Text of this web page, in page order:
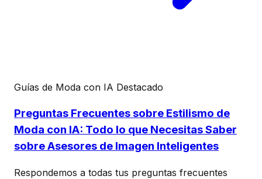
Guías de Moda con IA Destacado
Preguntas Frecuentes sobre Estilismo de
Moda con IA: Todo lo que Necesitas Saber
sobre Asesores de Imagen Inteligentes
Respondemos a todas tus preguntas frecuentes